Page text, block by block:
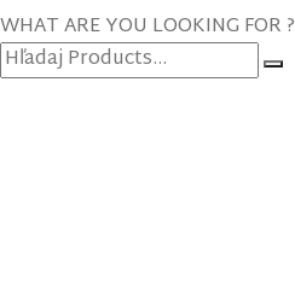
WHAT ARE YOU LOOKING FOR ?